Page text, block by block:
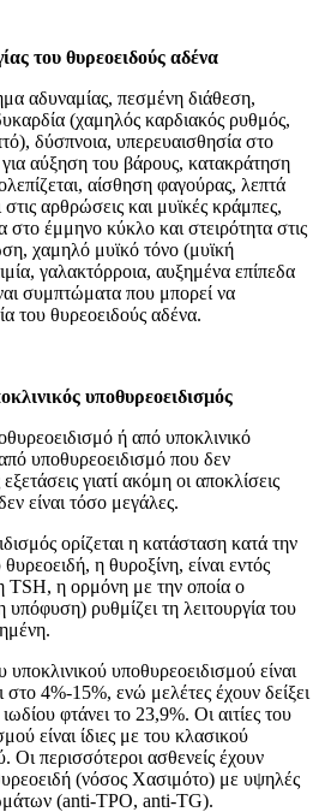
του θυρεοειδούς αδένα
αδυναμίας, πεσμένη διάθεση,
(χαμηλός καρδιακός ρυθμός,
δύσπνοια, υπερευαισθησία στο
αύξηση του βάρους, κατακράτηση
αίσθηση φαγούρας, λεπτά
αρθρώσεις και μυϊκές κράμπες,
στο έμμηνο κύκλο και στειρότητα στις
χαμηλό μυϊκό τόνο (μυϊκή
γαλακτόρροια, αυξημένα επίπεδα
συμπτώματα που μπορεί να
του θυρεοειδούς αδένα.
υποθυρεοειδισμός
ή από υποκλινικό
υποθυρεοειδισμό που δεν
γιατί ακόμη οι αποκλίσεις
είναι τόσο μεγάλες.
ορίζεται η κατάσταση κατά την
η θυροξίνη, είναι εντός
TSH, η ορμόνη με την οποία ο
ρυθμίζει τη λειτουργία του
υποθυρεοειδισμού είναι
στο 4%-15%, ενώ μελέτες έχουν δείξει
φτάνει το 23,9%. Οι αιτίες του
είναι ίδιες με του κλασικού
Οι περισσότεροι ασθενείς έχουν
(νόσος Χασιμότο) με υψηλές
(anti-TPO, anti-TG).